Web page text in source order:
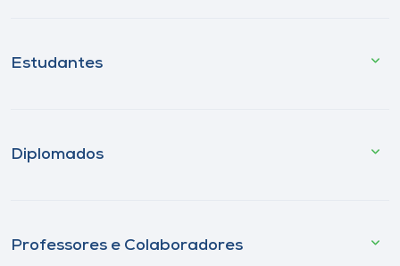
Estudantes
Diplomados
Professores e Colaboradores